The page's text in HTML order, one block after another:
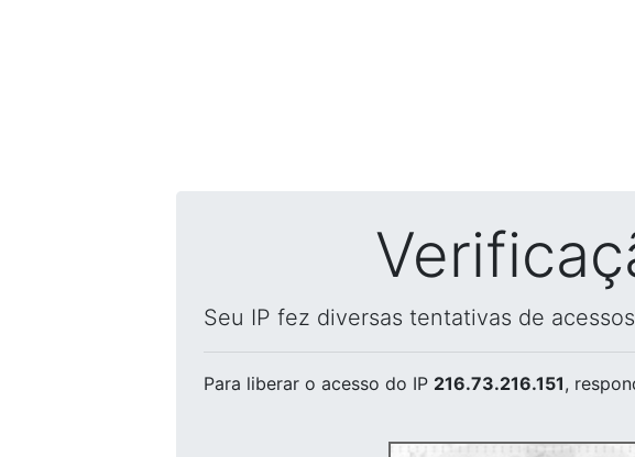
Seu IP fez diversas tentativas de
Para liberar o acesso do IP 216.73.216.151,